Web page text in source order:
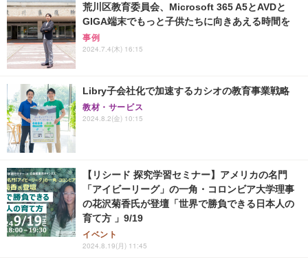
荒川区教育委員会、Microsoft 365 A5とAVDと
GIGA端末でもっと子供たちに向きあえる時間を
事例
2024.7.4(木) 16:15
Libry子会社化で加速するカシオの教育事業戦略
教材・サービス
2024.8.2(金) 10:15
【リシード 探究学習セミナー】アメリカの名門
「アイビーリーグ」の一角・コロンビア大学理事
の花沢菊香氏が登壇「世界で勝負できる日本人の
育て方 」9/19
イベント
2024.8.19(月) 11:45